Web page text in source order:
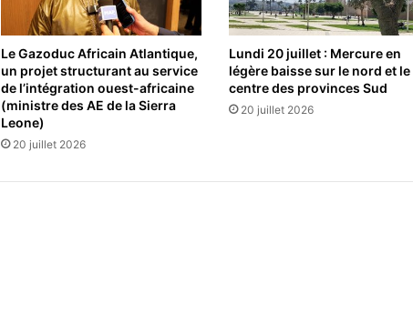
Le Gazoduc Africain Atlantique,
un projet structurant au service
de l’intégration ouest-africaine
(ministre des AE de la Sierra
Leone)
20 juillet 2026
Lundi 20 juillet : Mercure en
légère baisse sur le nord et le
centre des provinces Sud
20 juillet 2026